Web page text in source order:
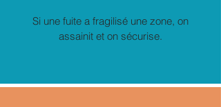
Si une fuite a fragilisé une zone, on
assainit et on sécurise.